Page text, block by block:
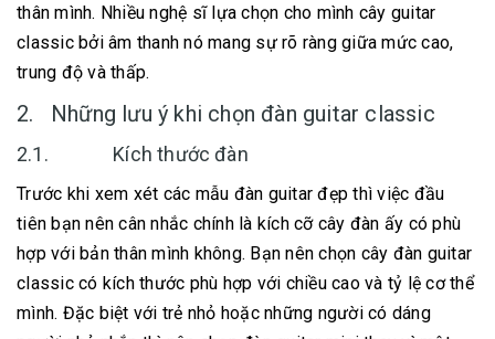
thân mình. Nhiều nghệ sĩ lựa chọn cho mình cây guitar
classic bởi âm thanh nó mang sự rõ ràng giữa mức cao,
trung độ và thấp.
2. Những lưu ý khi chọn đàn guitar classic
2.1. Kích thước đàn
Trước khi xem xét các mẫu đàn guitar đẹp thì việc đầu
tiên bạn nên cân nhắc chính là kích cỡ cây đàn ấy có phù
hợp với bản thân mình không. Bạn nên chọn cây đàn guitar
classic có kích thước phù hợp với chiều cao và tỷ lệ cơ thể
mình. Đặc biệt với trẻ nhỏ hoặc những người có dáng